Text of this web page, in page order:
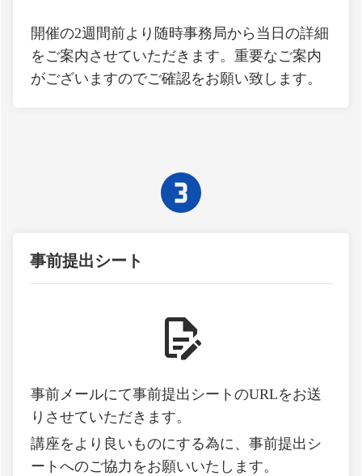
開催の2週間前より随時事務局から当日の詳細
をご案内させていただきます。重要なご案内
がございますのでご確認をお願い致します。
事前提出シート
事前メールにて事前提出シートのURLをお送
りさせていただきます。
講座をより良いものにする為に、事前提出シ
ートへのご協力をお願いいたします。